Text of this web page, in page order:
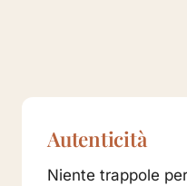
Autenticità
Niente trappole